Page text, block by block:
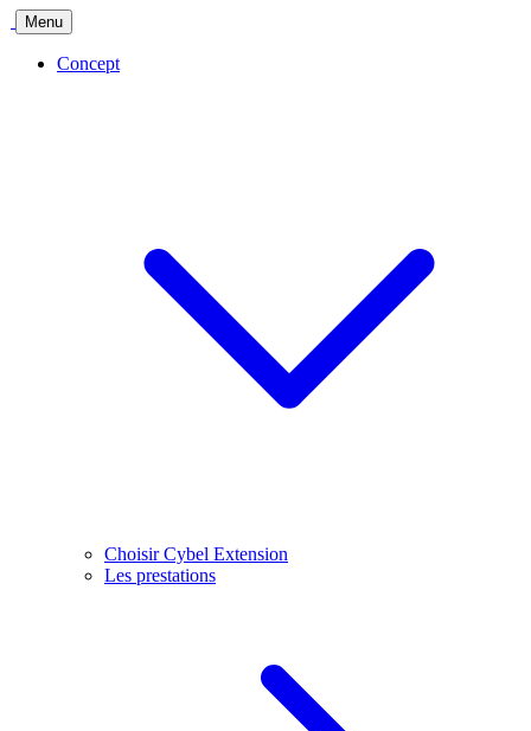
Menu
Concept
Choisir Cybel Extension
Les prestations